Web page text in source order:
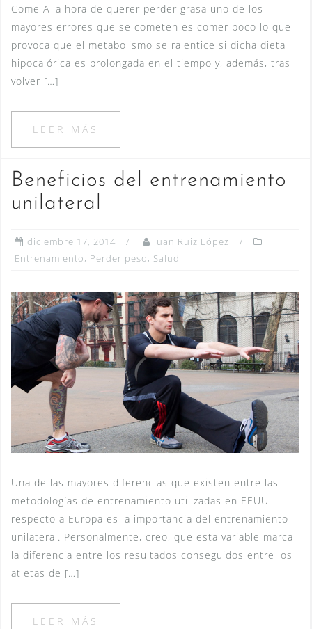
Come A la hora de querer perder grasa uno de los
mayores errores que se cometen es comer poco lo que
provoca que el metabolismo se ralentice si dicha dieta
hipocalórica es prolongada en el tiempo y, además, tras
volver […]
LEER MÁS
Beneficios del entrenamiento
unilateral
diciembre 17, 2014
Juan Ruiz López
Entrenamiento, Perder peso, Salud
Una de las mayores diferencias que existen entre las
metodologías de entrenamiento utilizadas en EEUU
respecto a Europa es la importancia del entrenamiento
unilateral. Personalmente, creo, que esta variable marca
la diferencia entre los resultados conseguidos entre los
atletas de […]
LEER MÁS